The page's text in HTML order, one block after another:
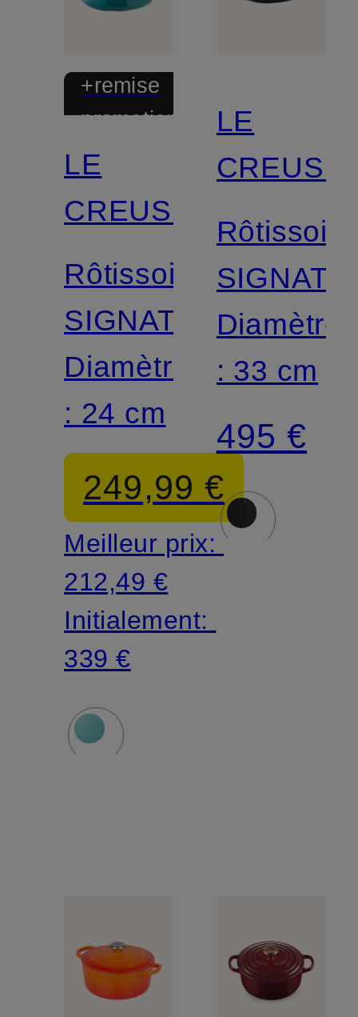
+remise
promotionnelle
LE
CREUSET
Rôtissoire
SIGNATURE
Diamètre
: 24 cm
249,99 €
Meilleur prix:
212,49 €
Initialement:
339 €
LE
Rôtissoire
Diamètre
: 33 cm
495 €